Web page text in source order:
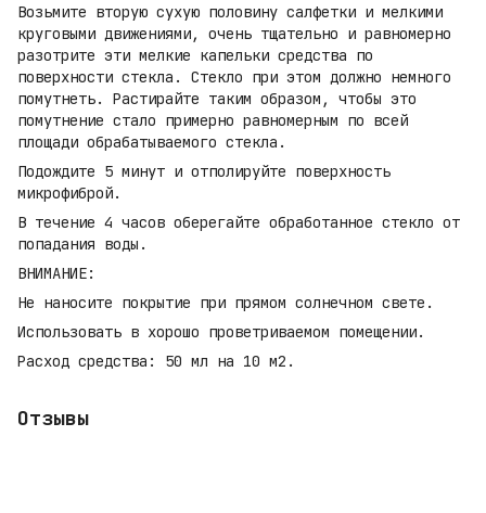
Возьмите вторую сухую половину салфетки и мелкими
круговыми движениями, очень тщательно и равномерно
разотрите эти мелкие капельки средства по
поверхности стекла. Стекло при этом должно немного
помутнеть. Растирайте таким образом, чтобы это
помутнение стало примерно равномерным по всей
площади обрабатываемого стекла.
Подождите 5 минут и отполируйте поверхность
микрофиброй.
В течение 4 часов оберегайте обработанное стекло от
попадания воды.
ВНИМАНИЕ:
Не наносите покрытие при прямом солнечном свете.
Использовать в хорошо проветриваемом помещении.
Расход средства: 50 мл на 10 м2.
Отзывы